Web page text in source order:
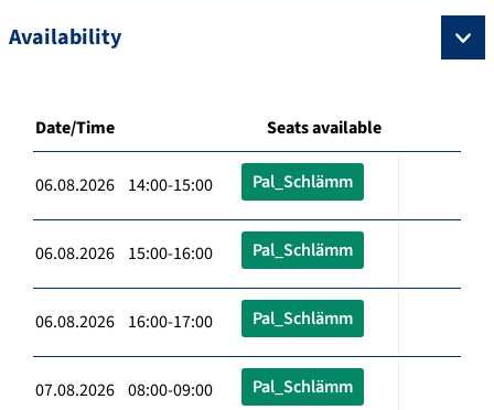
Availability
Date/Time Seats available
06.08.2026 14:00-15:00 Pal_Schlämm
06.08.2026 15:00-16:00 Pal_Schlämm
06.08.2026 16:00-17:00 Pal_Schlämm
07.08.2026 08:00-09:00 Pal_Schlämm